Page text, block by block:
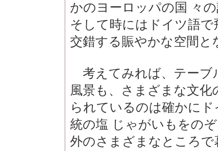
かのヨーロッパの国 々
そして時にはドイツ語
交錯する賑やかな空間と
考えてみれば、テーブ
風景も、さまざまな文
られているのは確かに
統の塩 じゃがいもをの
外のさまざまなところ